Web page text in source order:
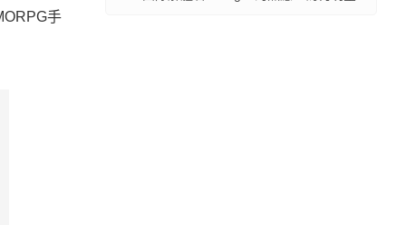
手